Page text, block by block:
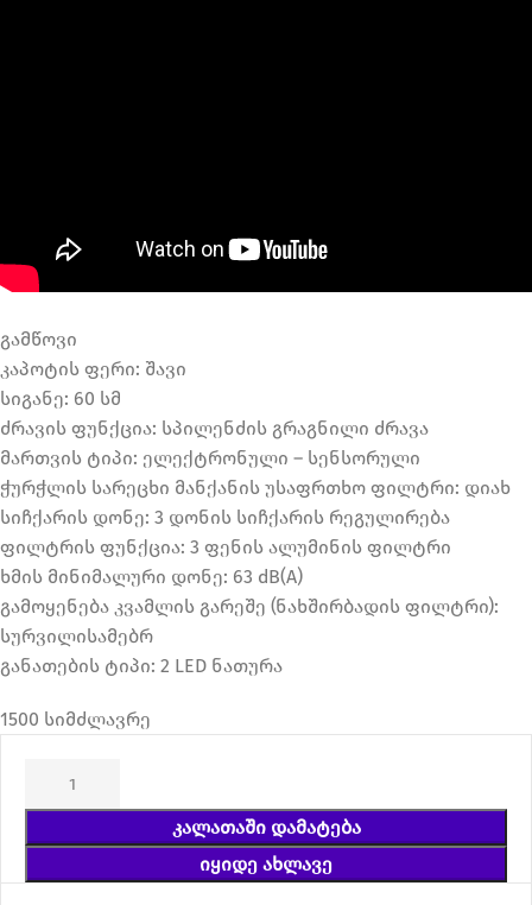
გამწოვი
კაპოტის ფერი: შავი
სიგანე: 60 სმ
ძრავის ფუნქცია: სპილენძის გრაგნილი ძრავა
მართვის ტიპი: ელექტრონული – სენსორული
ჭურჭლის სარეცხი მანქანის უსაფრთხო ფილტრი: დიახ
სიჩქარის დონე: 3 დონის სიჩქარის რეგულირება
ფილტრის ფუნქცია: 3 ფენის ალუმინის ფილტრი
ხმის მინიმალური დონე: 63 dB(A)
გამოყენება კვამლის გარეშე (ნახშირბადის ფილტრი):
სურვილისამებრ
განათების ტიპი: 2 LED ნათურა
1500 სიმძლავრე
ᲙᲐᲚᲐᲗᲐᲨᲘ ᲓᲐᲛᲐᲢᲔᲑᲐ
ᲘᲧᲘᲓᲔ ᲐᲮᲚᲐᲕᲔ